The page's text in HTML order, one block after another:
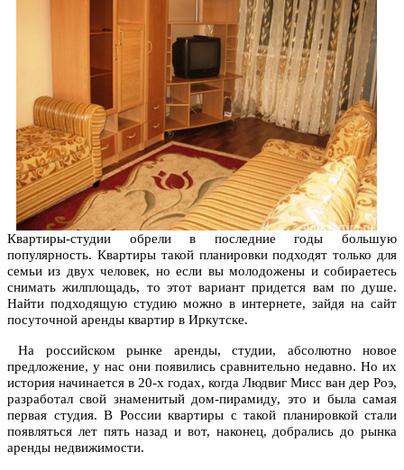
Квартиры-студии обрели в последние годы большую
популярность. Квартиры такой планировки подходят только для
семьи из двух человек, но если вы молодожены и собираетесь
снимать жилплощадь, то этот вариант придется вам по душе.
Найти подходящую студию можно в интернете, зайдя на сайт
посуточной аренды квартир в Иркутске.
На российском рынке аренды, студии, абсолютно новое
предложение, у нас они появились сравнительно недавно. Но их
история начинается в 20-х годах, когда Людвиг Мисс ван дер Роэ,
разработал свой знаменитый дом-пирамиду, это и была самая
первая студия. В России квартиры с такой планировкой стали
появляться лет пять назад и вот, наконец, добрались до рынка
аренды недвижимости.